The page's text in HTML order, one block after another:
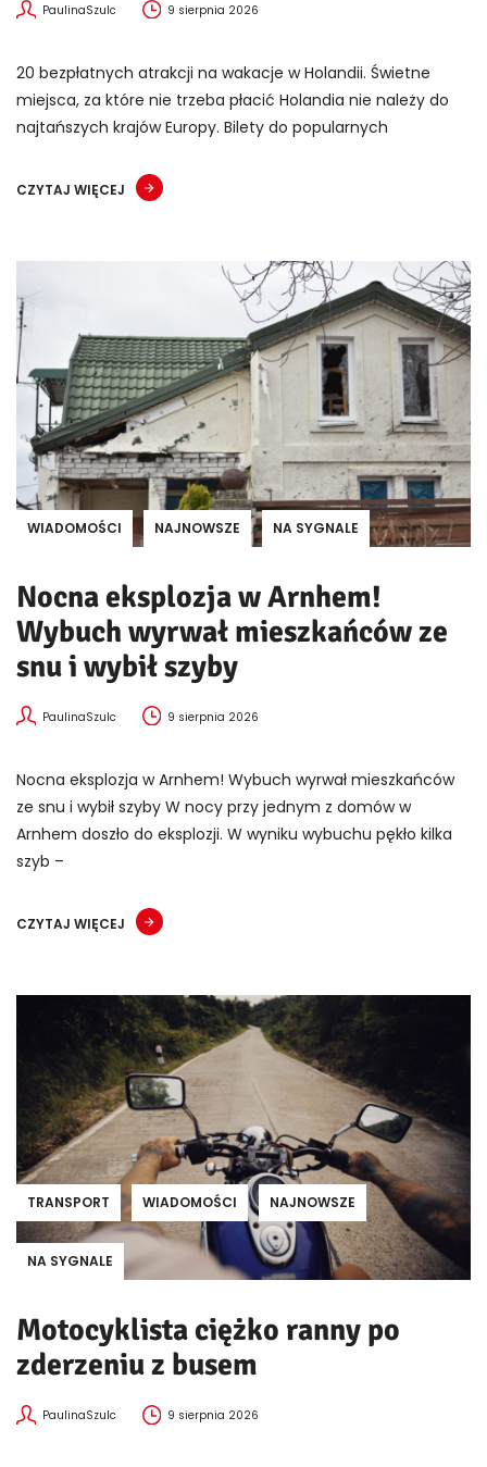
PaulinaSzulc 9 sierpnia 2026
20 bezpłatnych atrakcji na wakacje w Holandii. Świetne
miejsca, za które nie trzeba płacić Holandia nie należy do
najtańszych krajów Europy. Bilety do popularnych
CZYTAJ WIĘCEJ
WIADOMOŚCI NAJNOWSZE NA SYGNALE
Nocna eksplozja w Arnhem!
Wybuch wyrwał mieszkańców ze
snu i wybił szyby
PaulinaSzulc 9 sierpnia 2026
Nocna eksplozja w Arnhem! Wybuch wyrwał mieszkańców
ze snu i wybił szyby W nocy przy jednym z domów w
Arnhem doszło do eksplozji. W wyniku wybuchu pękło kilka
szyb –
CZYTAJ WIĘCEJ
TRANSPORT WIADOMOŚCI NAJNOWSZE
NA SYGNALE
Motocyklista ciężko ranny po
zderzeniu z busem
PaulinaSzulc 9 sierpnia 2026